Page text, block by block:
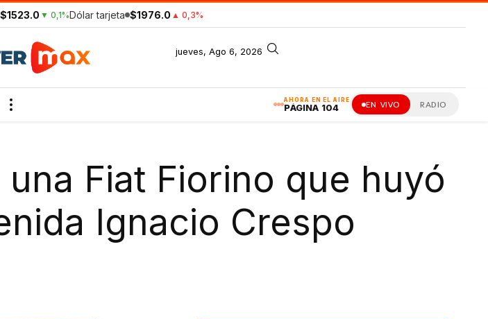
$1523.0 ▼ 0,1%Dólar tarjeta $1976.0 ▲ 0,3%
jueves, Ago 6, 2026
AHORA EN EL AIRE
PÁGINA 104 EN VIVO RADIO
Fiat Fiorino que huyó
Ignacio Crespo